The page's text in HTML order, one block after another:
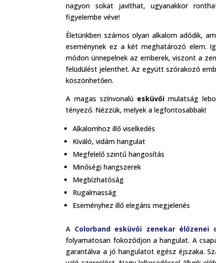
nagyon sokat javíthat, ugyanakkor
figyelembe véve!
Életünkben számos olyan alkalom adódik,
eseménynek ez a két meghatározó elem.
módon ünnepelnek az emberek, viszont a
felüdülést jelenthet. Az együtt szórakozó
köszönhetően.
A magas színvonalú esküvői mulatság
tényező. Nézzük, melyek a legfontosabbak!
Alkalomhoz illő viselkedés
Kiváló, vidám hangulat
Megfelelő szintű hangosítás
Minőségi hangszerek
Megbízhatóság
Rugalmasság
Eseményhez illő elegáns megjelenés
A Colorband esküvői zenekar élőzenei
folyamatosan fokozódjon a hangulat. A
garantálva a jó hangulatot egész éjszaka.